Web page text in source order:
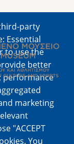
party
Essential
to use the
better
performance
marketing
"ACCEPT
You